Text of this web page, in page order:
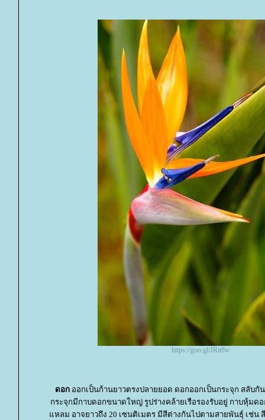
https://goo.gl/JRit8w
ดอกออกเป็นก้านยาวตรงปลายยอด ดอกออกเป็นกระจุก สลับกั
กระจุกมีกาบดอกขนาดใหญ่ รูปร่างคล้ายเรือรองรับอยู่ กาบหุ้ม
หลม อาจยาวถึง 20 เซนติเมตร มีสีต่างกันไปตามสายพันธุ์ เช่น